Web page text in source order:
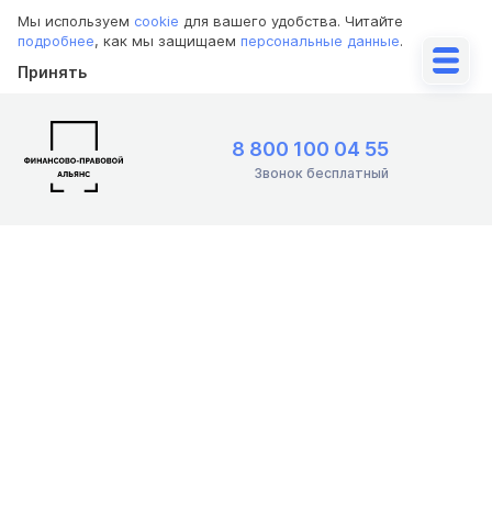
Мы используем cookie для вашего удобства. Читайте
подробнее, как мы защищаем персональные данные.
Принять
8 800 100 04 55
Звонок бесплатный